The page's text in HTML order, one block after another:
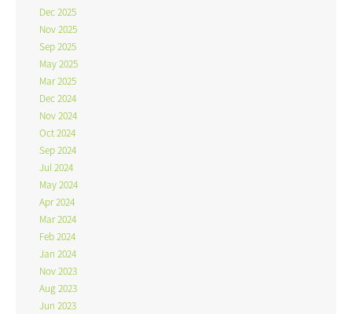
Dec 2025
Nov 2025
Sep 2025
May 2025
Mar 2025
Dec 2024
Nov 2024
Oct 2024
Sep 2024
Jul 2024
May 2024
Apr 2024
Mar 2024
Feb 2024
Jan 2024
Nov 2023
Aug 2023
Jun 2023